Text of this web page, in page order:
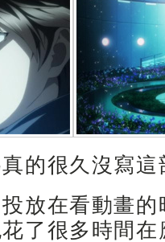
的很久沒寫
放在看動畫
了很多時間